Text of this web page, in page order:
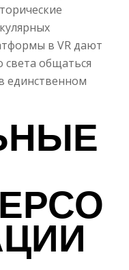
в VR дают
света общаться
единственном